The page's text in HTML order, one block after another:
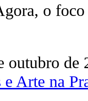
o
outubro de
e Arte na